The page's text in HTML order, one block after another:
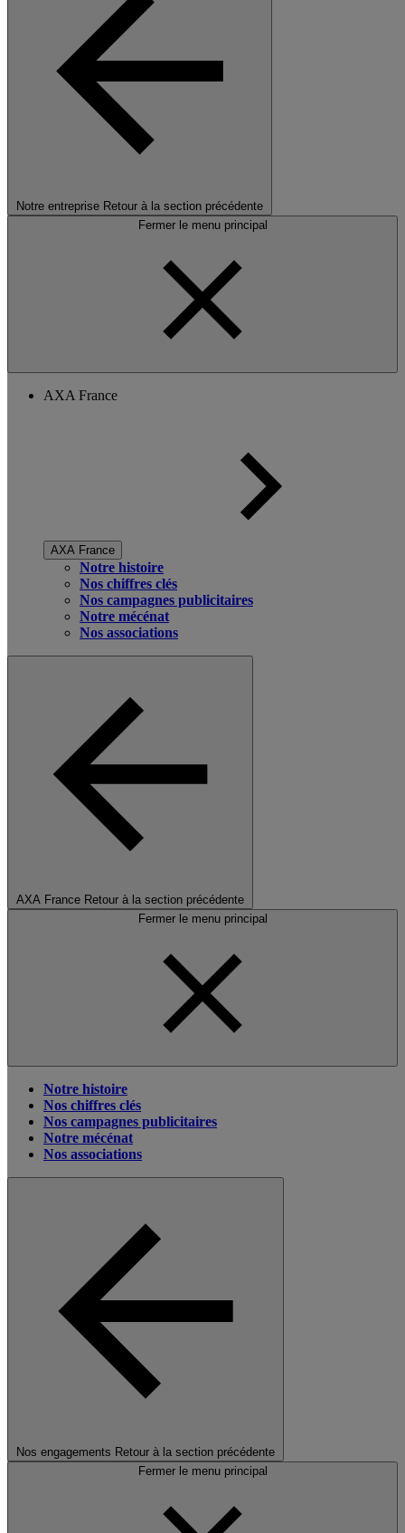
Notre entreprise Retour à la section précédente
Fermer le menu principal
AXA France
AXA France
Notre histoire
Nos chiffres clés
Nos campagnes publicitaires
Notre mécénat
Nos associations
AXA France Retour à la section précédente
Fermer le menu principal
Notre histoire
Nos chiffres clés
Nos campagnes publicitaires
Notre mécénat
Nos associations
Nos engagements Retour à la section précédente
Fermer le menu principal